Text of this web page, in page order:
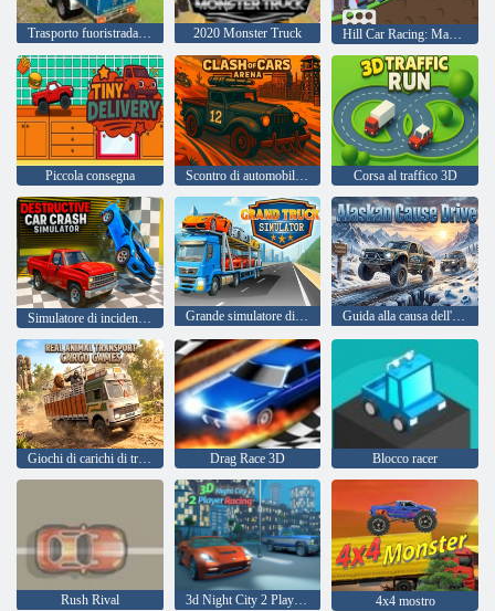
Trasporto fuoristrada di camion di animali 2020 Monster Truck Hill Car Racing: Mad Offroad
Piccola consegna Scontro di automobili Arena Corsa al traffico 3D
Grande simulatore di camion Guida alla causa dell'Alaska
Giochi di carichi di trasporto di animali reali Drag Race 3D Blocco racer
Rush Rival 3d Night City 2 Player Racing 4x4 mostro